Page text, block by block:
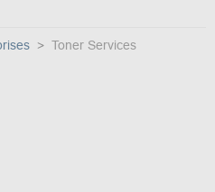
Toner Services